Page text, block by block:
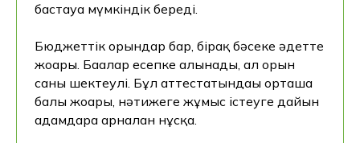
бастауға мүмкіндік береді.
Бюджеттік орындар бар, бірақ бәсеке әдетте
жоғары. Бағалар есепке алынады, ал орын
саны шектеулі. Бұл аттестатындағы орташа
балы жоғары, нәтижеге жұмыс істеуге дайын
адамдарға арналған нұсқа.
Хекслет курстарына тегін қол
көз жеткізіңіз!